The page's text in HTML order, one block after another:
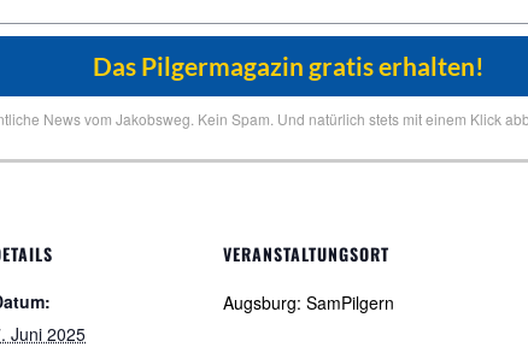
News vom Jakobsweg. Kein Spam. Und natürlich stets mit einem Klick
Juni 2025
VERANSTALTUNGSORT
Augsburg: SamPilgern